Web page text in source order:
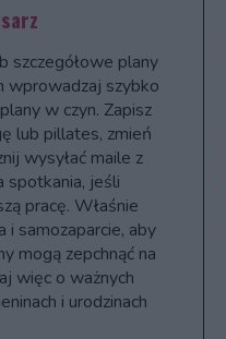
szczegółowe plany
wprowadzaj szybko
w czyn. Zapisz
lub pillates, zmień
wysyłać maile z
spotkania, jeśli
pracę. Właśnie
i samozaparcie, aby
mogą zepchnąć na
więc o ważnych
i urodzinach